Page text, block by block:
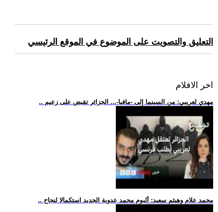
التعليق والتصويت على الموضوع في الموقع الرئيسي
اخر الافلام
.. مهدي لعريبي: من السينما إلى -مافيا-... الجزائر تقبض على زعيم
.. محمد علام وهيثم سعيد: ألبوم محمد عدوية الجديد استكمالا لنجاح